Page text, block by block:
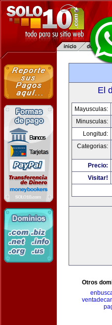
El
Mayusculas:
Minusculas:
Longitud:
Categorias:
Precio:
Visitar!
Otros